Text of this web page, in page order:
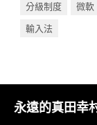
分級制度
微軟
輸入法
永遠的真田幸